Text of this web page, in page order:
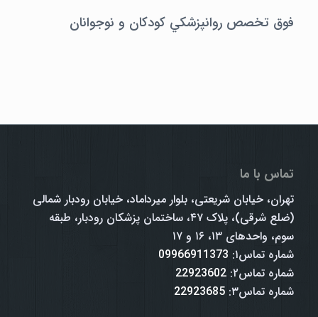
فوق تخصص روانپزشکي کودکان و نوجوانان
تماس با ما
تهران، خیابان شریعتی، بلوار میرداماد، خیابان رودبار شمالی
(ضلع شرقی)، پلاک ۴۷، ساختمان پزشکان رودبار، طبقه
سوم، واحدهای ۱۳، ۱۶ و ۱۷
شماره تماس۱:
09966911373
شماره تماس۲:
22923602
شماره تماس۳:
22923685